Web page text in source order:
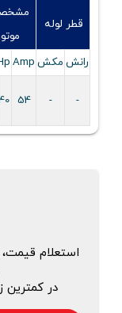
قطر لوله
رانش مکش Amp
-
-
54
استعلام
در